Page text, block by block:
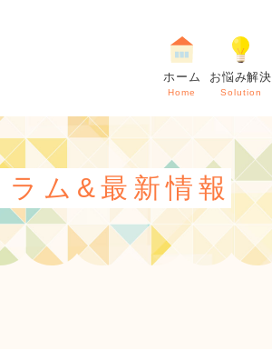
ホーム
Home
お悩み解決
Solution
ラム&最新情報